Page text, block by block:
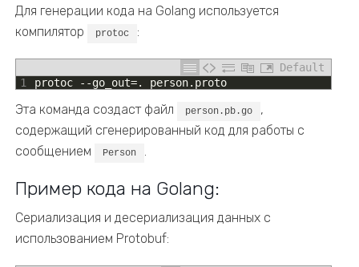
Для генерации кода на Golang используется
компилятор
protoc :
Default
1
protoc --go_out=. person. proto
Эта команда создаст файл person.pb.go
,
содержащий сгенерированный код для работы с
сообщением
Person .
Пример кода на Golang:
Сериализация и десериализация данных с
использованием Protobuf: